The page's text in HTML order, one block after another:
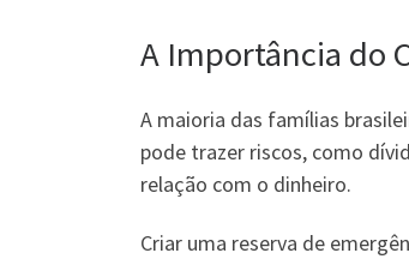
A Importância do
A maioria das famílias
pode trazer riscos, como
relação com o dinheiro.
Criar uma reserva de